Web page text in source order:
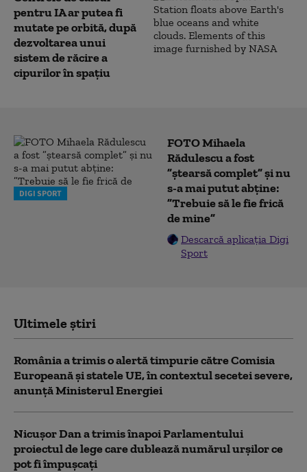
pentru IA ar putea fi
mutate pe orbită, după
dezvoltarea unui
sistem de răcire a
cipurilor în spațiu
DIGI SPORT
FOTO Mihaela
Rădulescu a fost
”ștearsă complet” și nu
s-a mai putut abține:
”Trebuie să le fie frică
de mine”
Descarcă aplicația Digi
Sport
Ultimele știri
România a trimis o alertă timpurie către Comisia
Europeană și statele UE, în contextul secetei severe,
anunță Ministerul Energiei
Nicușor Dan a trimis înapoi Parlamentului
proiectul de lege care dublează numărul urșilor ce
pot fi împușcați